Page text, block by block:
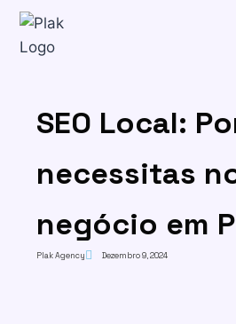
SEO Local:
necessitas
negócio em
Plak Agency Dezembro 9, 2024